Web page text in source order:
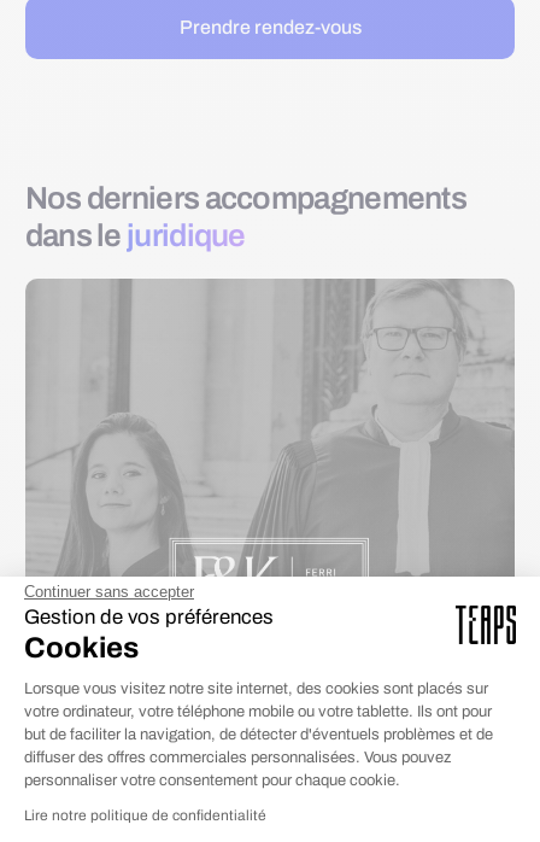
Continuer sans accepter
Gestion de vos préférences
Cookies
Lorsque vous visitez notre site internet, des cookies sont placés sur
votre ordinateur, votre téléphone mobile ou votre tablette. Ils ont pour
but de faciliter la navigation, de détecter d'éventuels problèmes et de
diffuser des offres commerciales personnalisées. Vous pouvez
personnaliser votre consentement pour chaque cookie.
Lire notre politique de confidentialité
Prendre rendez-vous
Nos derniers accompagnements
dans le juridique